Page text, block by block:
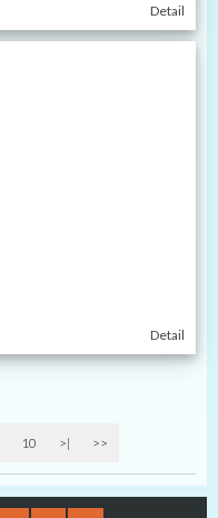
Detail
Detail
10 >| >>